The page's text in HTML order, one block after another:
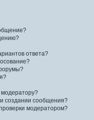
ответа?
создании сообщения?
модератором?